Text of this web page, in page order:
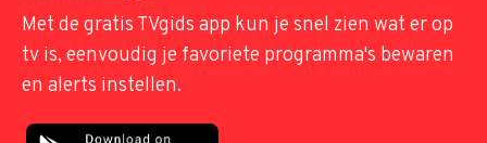
Met de gratis TVgids app kun je snel zien wat er op
tv is, eenvoudig je favoriete programma's bewaren
en alerts instellen.